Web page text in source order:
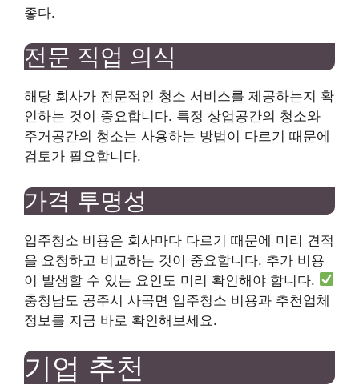
좋다.
전문 직업 의식
해당 회사가 전문적인 청소 서비스를 제공하는지 확
인하는 것이 중요합니다. 특정 상업공간의 청소와
주거공간의 청소는 사용하는 방법이 다르기 때문에
검토가 필요합니다.
가격 투명성
입주청소 비용은 회사마다 다르기 때문에 미리 견적
을 요청하고 비교하는 것이 중요합니다. 추가 비용
이 발생할 수 있는 요인도 미리 확인해야 합니다.
충청남도 공주시 사곡면 입주청소 비용과 추천업체
정보를 지금 바로 확인해보세요.
기업 추천